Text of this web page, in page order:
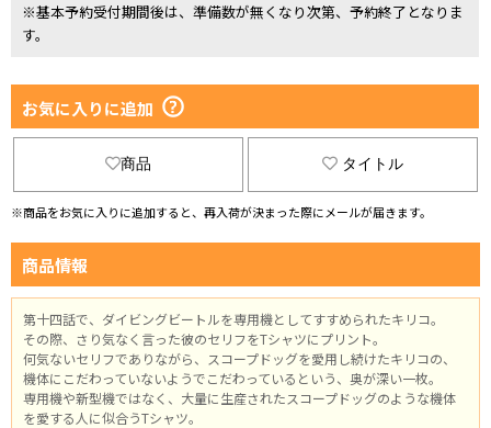
※基本予約受付期間後は、準備数が無くなり次第、予約終了となりま
す。
お気に入りに追加
商品 タイトル
※商品をお気に入りに追加すると、再入荷が決まった際にメールが届きます。
商品情報
第十四話で、ダイビングビートルを専用機としてすすめられたキリコ。
その際、さり気なく言った彼のセリフをTシャツにプリント。
何気ないセリフでありながら、スコープドッグを愛用し続けたキリコの、
機体にこだわっていないようでこだわっているという、奥が深い一枚。
専用機や新型機ではなく、大量に生産されたスコープドッグのような機体
を愛する人に似合うTシャツ。